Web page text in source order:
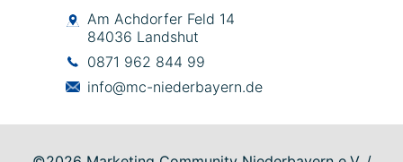
Am Achdorfer Feld 14
84036 Landshut
0871 962 844 99
info@mc-niederbayern.de